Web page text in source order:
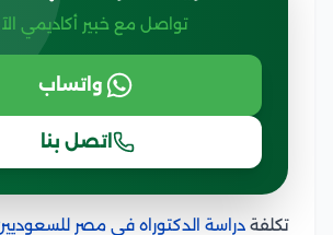
تواصل مع خبير أكاديمي
واتساب
اتصل بنا
تكلفة دراسة الدكتوراه في مصر